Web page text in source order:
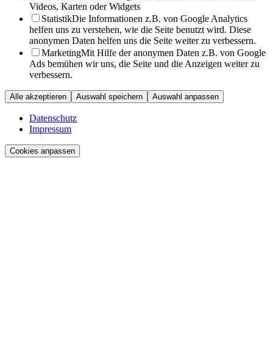
Videos, Karten oder Widgets
StatistikDie Informationen z.B. von Google Analytics
helfen uns zu verstehen, wie die Seite benutzt wird. Diese
anonymen Daten helfen uns die Seite weiter zu verbessern.
MarketingMit Hilfe der anonymen Daten z.B. von Google
Ads bemühen wir uns, die Seite und die Anzeigen weiter zu
verbessern.
Alle akzeptieren Auswahl speichern Auswahl anpassen
Datenschutz
Impressum
Cookies anpassen